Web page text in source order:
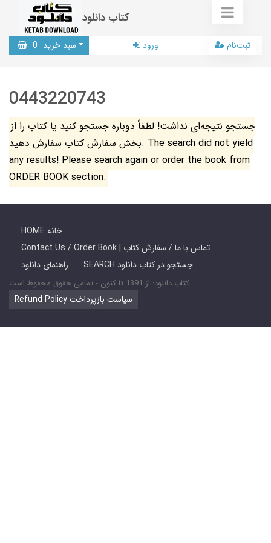
کتاب دانلود
سبد خرید 0 ورود ثبت‌نام
0443220743
جستجو نتیجه‌ای نداشت! لطفاً دوباره جستجو کنید یا کتاب را از
بخش سفارش کتاب سفارش دهید. The search did not yield
any results! Please search again or order the book from
ORDER BOOK section.
HOME خانه
Contact Us / Order Book | تماس با ما / سفارش کتاب
راهنمای دانلود
SEARCH جستجو در کتاب دانلود
کتاب دانلود: از 1391 تا کنون - تمامی حقوق محفوظ است
Refund Policy سیاست بازپرداخت